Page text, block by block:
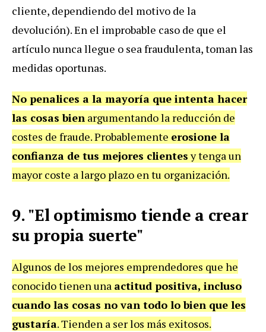
cliente, dependiendo del motivo de la
devolución). En el improbable caso de que el
artículo nunca llegue o sea fraudulenta, toman las
medidas oportunas.
No penalices a la mayoría que intenta hacer
las cosas bien argumentando la reducción de
costes de fraude. Probablemente erosione la
confianza de tus mejores clientesy tenga un
mayor coste a largo plazo en tu organización.
9. "El optimismo tiende a crear
su propia suerte"
Algunos de los mejores emprendedores que he
conocido tienen una actitud positiva, incluso
cuando las cosas no van todo lo bien que les
gustaría. Tienden a ser los más exitosos.